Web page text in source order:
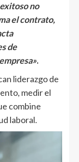
no
el contrato,
de
.
liderazgo de
medir el
combine
laboral.